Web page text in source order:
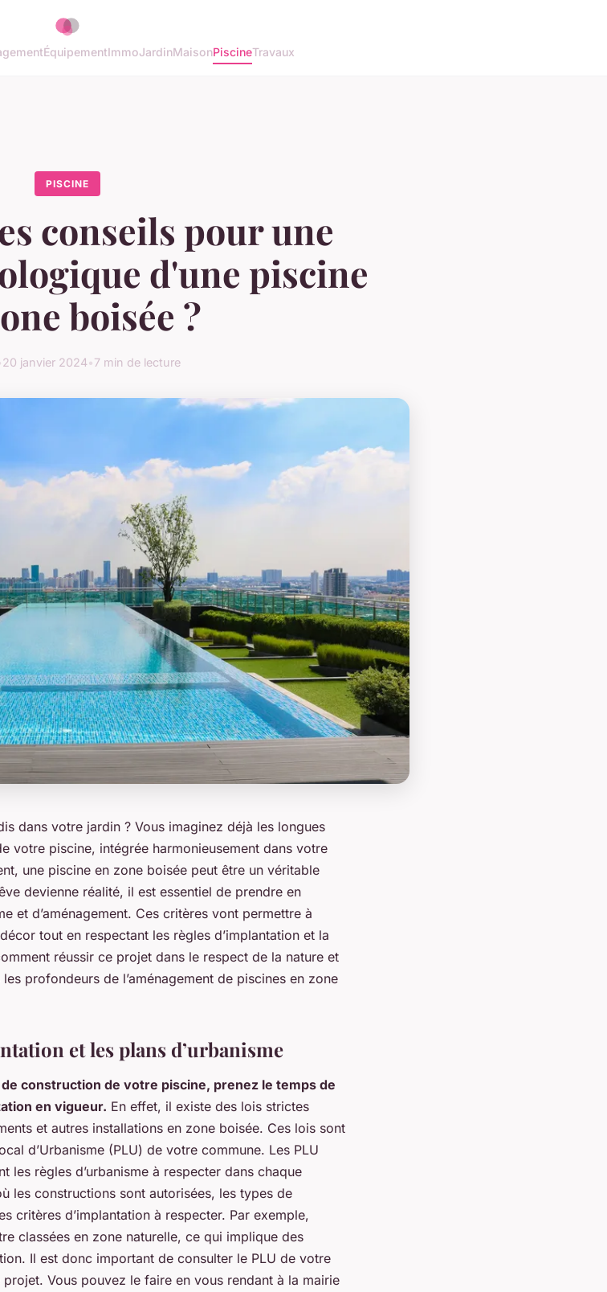
ÉquipementImmoJardinMaisonPiscineTravaux
PISCINE
conseils pour une
d'une piscine
boisée ?
20 janvier 2024•7 min de lecture
dans votre jardin ? Vous imaginez déjà les longues
votre piscine, intégrée harmonieusement dans votre
une piscine en zone boisée peut être un véritable
devienne réalité, il est essentiel de prendre en
et d’aménagement. Ces critères vont permettre à
tout en respectant les règles d’implantation et la
réussir ce projet dans le respect de la nature et
profondeurs de l’aménagement de piscines en zone
et les plans d’urbanisme
construction de votre piscine, prenez le temps de
en vigueur. En effet, il existe des lois strictes
et autres installations en zone boisée. Ces lois sont
d’Urbanisme (PLU) de votre commune. Les PLU
les règles d’urbanisme à respecter dans chaque
les constructions sont autorisées, les types de
critères d’implantation à respecter. Par exemple,
classées en zone naturelle, ce qui implique des
Il est donc important de consulter le PLU de votre
Vous pouvez le faire en vous rendant à la mairie